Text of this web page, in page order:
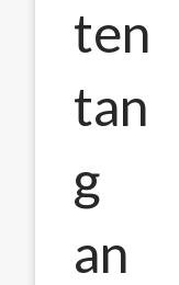
ten
tan
g
an